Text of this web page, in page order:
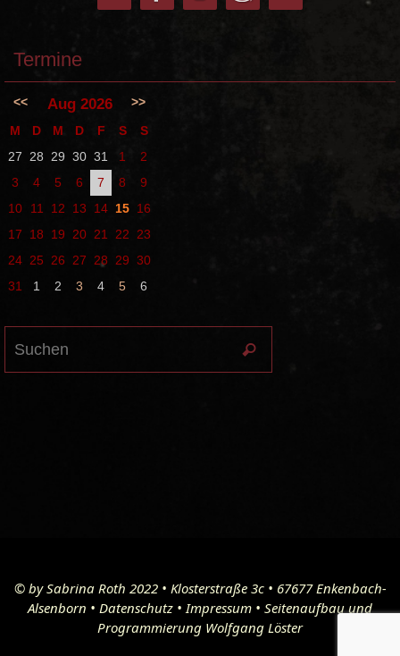
Termine
<< Aug 2026
>>
M
D M D F S
S
27 28 29 30 31 1
2
3
4 5 6 7 8
9
10
11 12 13 14 15 16
17
18 19 20 21 22 23
24 25 26 27 28 29 30
31
1 2 3 4 5 6
Suchen
© by Sabrina Roth 2022 • Klosterstraße 3c • 67677 Enkenbach-
Alsenborn • Datenschutz •Impressum • Seitenaufbau und
Programmierung Wolfgang Löster